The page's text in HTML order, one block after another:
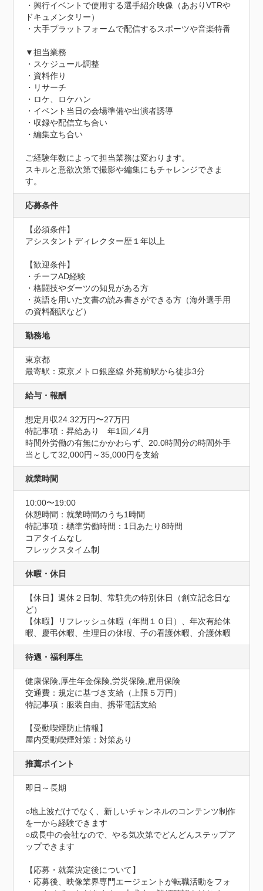
・興行イベントで使用する選手紹介映像（あおりVTRや
ドキュメンタリー）
・大手プラットフォームで配信するスポーツや音楽特番
▼担当業務
・スケジュール調整
・資料作り
・リサーチ
・ロケ、ロケハン
・イベント当日の会場準備や出演者誘導
・収録や配信立ち合い
・編集立ち合い
ご経験年数によって担当業務は変わります。
スキルと意欲次第で撮影や編集にもチャレンジできま
す。
応募条件
【必須条件】
アシスタントディレクター歴１年以上
【歓迎条件】
・チーフAD経験
・格闘技やダーツの知見がある方
・英語を用いた文書の読み書きができる方（海外選手用
の資料翻訳など）
勤務地
東京都
最寄駅：東京メトロ銀座線 外苑前駅から徒歩3分
給与・報酬
想定月収24.32万円〜27万円
特記事項：昇給あり　年1回／4月
時間外労働の有無にかかわらず、20.0時間分の時間外手
当として32,000円～35,000円を支給
就業時間
10:00〜19:00
休憩時間：就業時間のうち1時間
特記事項：標準労働時間：1日あたり8時間
コアタイムなし
フレックスタイム制
休暇・休日
【休日】週休２日制、常駐先の特別休日（創立記念日な
ど）
【休暇】リフレッシュ休暇（年間１０日）、年次有給休
暇、慶弔休暇、生理日の休暇、子の看護休暇、介護休暇
待遇・福利厚生
健康保険,厚生年金保険,労災保険,雇用保険
交通費：規定に基づき支給（上限５万円）
特記事項：服装自由、携帯電話支給
【受動喫煙防止情報】
屋内受動喫煙対策：対策あり
推薦ポイント
即日～長期
○地上波だけでなく、新しいチャンネルのコンテンツ制作
を一から経験できます
○成長中の会社なので、やる気次第でどんどんステップア
ップできます
【応募・就業決定後について】
・応募後、映像業界専門エージェントが転職活動をフォ